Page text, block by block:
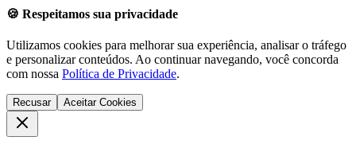
🍪 Respeitamos sua privacidade
Utilizamos cookies para melhorar sua experiência, analisar o tráfego
e personalizar conteúdos. Ao continuar navegando, você concorda
com nossa Política de Privacidade.
Recusar Aceitar Cookies